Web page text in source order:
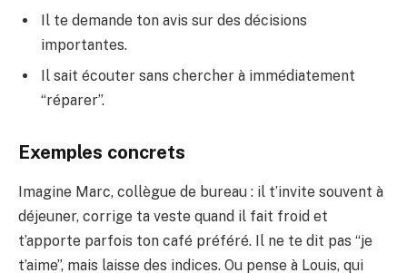
Il te demande ton avis sur des décisions
importantes.
Il sait écouter sans chercher à immédiatement
“réparer”.
Exemples concrets
Imagine Marc, collègue de bureau : il t’invite souvent à
déjeuner, corrige ta veste quand il fait froid et
t’apporte parfois ton café préféré. Il ne te dit pas “je
t’aime”, mais laisse des indices. Ou pense à Louis, qui